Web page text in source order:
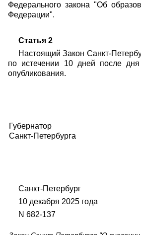
Федерального закона "Об
Федерации".
Статья 2
Настоящий Закон Санкт-
по истечении 10 дней после
опубликования.
Губернатор
Санкт-Петербурга
Санкт-Петербург
10 декабря 2025 года
N 682-137